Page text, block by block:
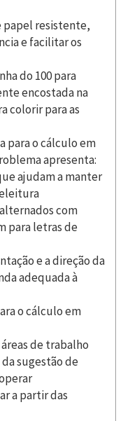
papel resistente,
e facilitar os
do 100 para
encostada na
colorir para as
para o cálculo em
apresenta:
ajudam a manter
com
para letras de
e a direção da
adequada à
o cálculo em
de trabalho
sugestão de
a partir das